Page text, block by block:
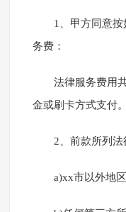
1、甲方同意
务费：
法律服务费用
金或刷卡方式支付。
2、前款所列法
a)xx市以外地